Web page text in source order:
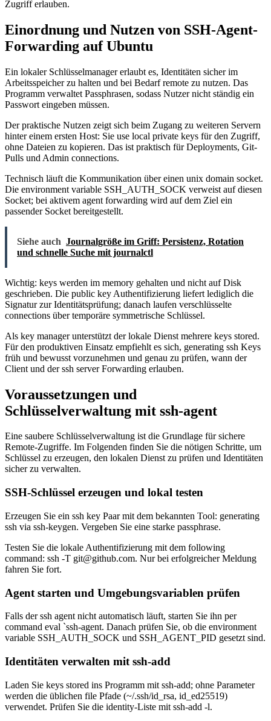
Zugriff erlauben.
Einordnung und Nutzen von SSH-Agent-
Forwarding auf Ubuntu
Ein lokaler Schlüsselmanager erlaubt es, Identitäten sicher im
Arbeitsspeicher zu halten und bei Bedarf remote zu nutzen. Das
Programm verwaltet Passphrasen, sodass Nutzer nicht ständig ein
Passwort eingeben müssen.
Der praktische Nutzen zeigt sich beim Zugang zu weiteren Servern
hinter einem ersten Host: Sie use local private keys für den Zugriff,
ohne Dateien zu kopieren. Das ist praktisch für Deployments, Git-
Pulls und Admin connections.
Technisch läuft die Kommunikation über einen unix domain socket.
Die environment variable SSH_AUTH_SOCK verweist auf diesen
Socket; bei aktivem agent forwarding wird auf dem Ziel ein
passender Socket bereitgestellt.
Siehe auch Journalgröße im Griff: Persistenz, Rotation
und schnelle Suche mit journalctl
Wichtig: keys werden im memory gehalten und nicht auf Disk
geschrieben. Die public key Authentifizierung liefert lediglich die
Signatur zur Identitätsprüfung; danach laufen verschlüsselte
connections über temporäre symmetrische Schlüssel.
Als key manager unterstützt der lokale Dienst mehrere keys stored.
Für den produktiven Einsatz empfiehlt es sich, generating ssh Keys
früh und bewusst vorzunehmen und genau zu prüfen, wann der
Client und der ssh server Forwarding erlauben.
Voraussetzungen und
Schlüsselverwaltung mit ssh-agent
Eine saubere Schlüsselverwaltung ist die Grundlage für sichere
Remote-Zugriffe. Im Folgenden finden Sie die nötigen Schritte, um
Schlüssel zu erzeugen, den lokalen Dienst zu prüfen und Identitäten
sicher zu verwalten.
SSH-Schlüssel erzeugen und lokal testen
Erzeugen Sie ein ssh key Paar mit dem bekannten Tool: generating
ssh via ssh-keygen. Vergeben Sie eine starke passphrase.
Testen Sie die lokale Authentifizierung mit dem following
command: ssh -T git@github.com. Nur bei erfolgreicher Meldung
fahren Sie fort.
Agent starten und Umgebungsvariablen prüfen
Falls der ssh agent nicht automatisch läuft, starten Sie ihn per
command eval `ssh-agent. Danach prüfen Sie, ob die environment
variable SSH_AUTH_SOCK und SSH_AGENT_PID gesetzt sind.
Identitäten verwalten mit ssh-add
Laden Sie keys stored ins Programm mit ssh-add; ohne Parameter
werden die üblichen file Pfade (~/.ssh/id_rsa, id_ed25519)
verwendet. Prüfen Sie die identity-Liste mit ssh-add -l.